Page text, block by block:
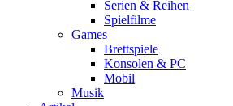
Serien & Reihen
Spielfilme
Games
Brettspiele
Konsolen & PC
Mobil
Musik